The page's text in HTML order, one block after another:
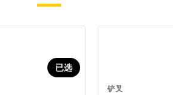
已选
铲叉